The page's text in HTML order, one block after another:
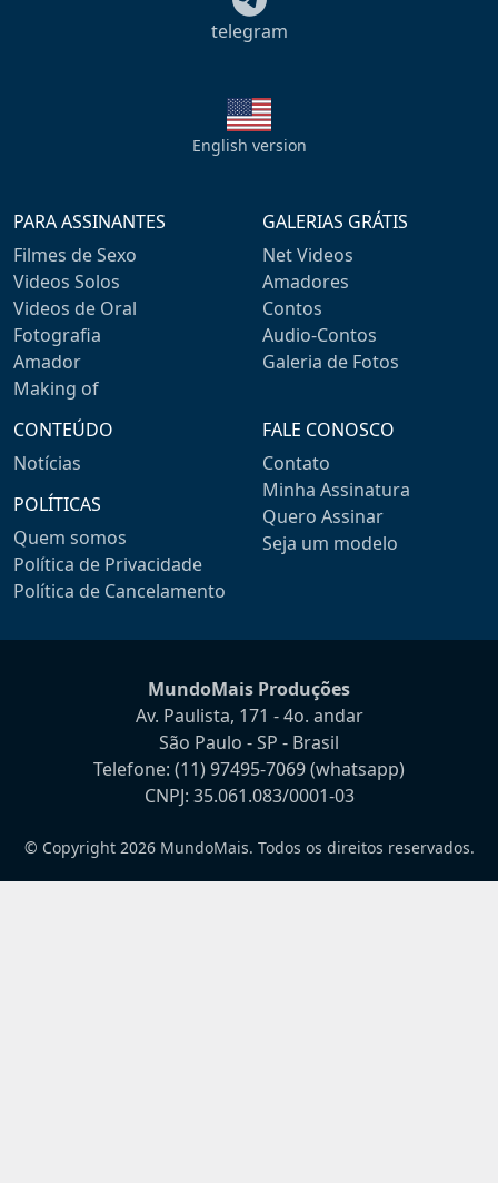
telegram
English version
PARA ASSINANTES
Filmes de Sexo
Videos Solos
Videos de Oral
Fotografia
Amador
Making of
GALERIAS GRÁTIS
Net Videos
Amadores
Contos
Audio-Contos
Galeria de Fotos
CONTEÚDO
Notícias
POLÍTICAS
Quem somos
Política de Privacidade
Política de Cancelamento
FALE CONOSCO
Contato
Minha Assinatura
Quero Assinar
Seja um modelo
MundoMais Produções
Av. Paulista, 171 - 4o. andar
São Paulo - SP - Brasil
Telefone: (11) 97495-7069(whatsapp)
CNPJ: 35.061.083/0001-03
© Copyright 2026 MundoMais. Todos os direitos reservados.